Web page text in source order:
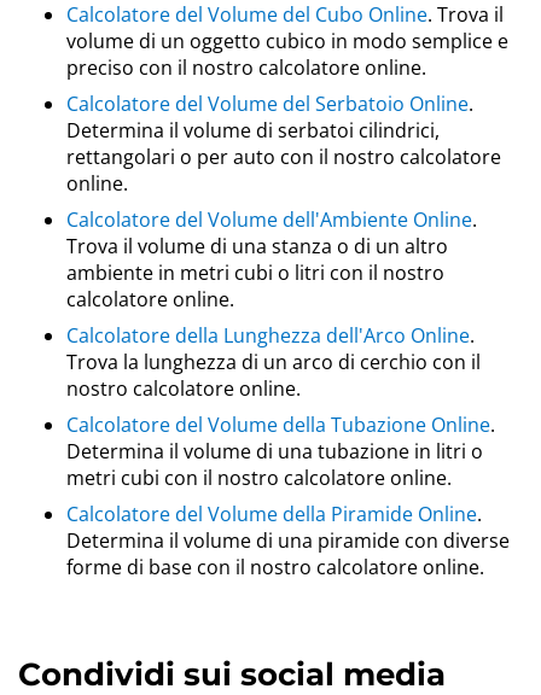
Calcolatore del Volume del Cubo Online. Trova il
volume di un oggetto cubico in modo semplice e
preciso con il nostro calcolatore online.
Calcolatore del Volume del Serbatoio Online.
Determina il volume di serbatoi cilindrici,
rettangolari o per auto con il nostro calcolatore
online.
Calcolatore del Volume dell'Ambiente Online.
Trova il volume di una stanza o di un altro
ambiente in metri cubi o litri con il nostro
calcolatore online.
Calcolatore della Lunghezza dell'Arco Online.
Trova la lunghezza di un arco di cerchio con il
nostro calcolatore online.
Calcolatore del Volume della Tubazione Online.
Determina il volume di una tubazione in litri o
metri cubi con il nostro calcolatore online.
Calcolatore del Volume della Piramide Online.
Determina il volume di una piramide con diverse
forme di base con il nostro calcolatore online.
Condividi sui social media